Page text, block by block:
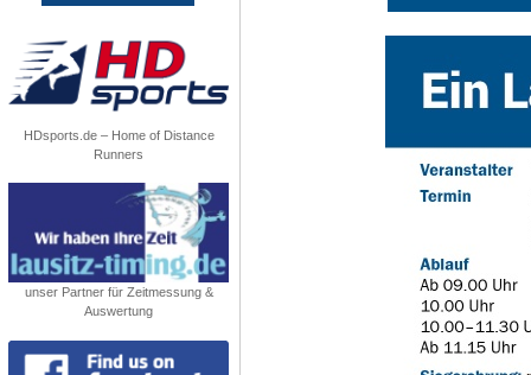
HDsports.de – Home of Distance
Runners
unser Partner für Zeitmessung &
Auswertung